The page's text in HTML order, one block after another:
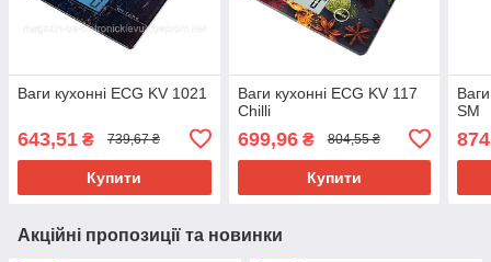
Ваги кухонні ECG KV 1021
643,51 ₴ 739,67 ₴
Купити
Ваги кухонні ECG KV 117
Chilli
699,96₴ 804,55 ₴
Купити
SM
Акційні пропозиції та новинки